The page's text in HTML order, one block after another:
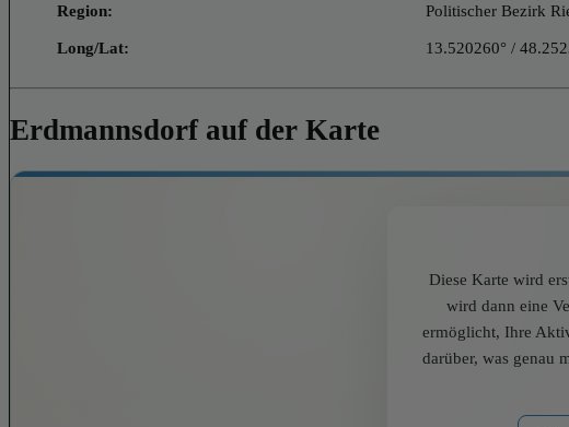
Region: Politischer Bezirk
Long/Lat: 13.520260° /
Erdmannsdorf auf der Karte
Diese Karte wird
wird dann eine
ermöglicht, Ihre
darüber, was genau